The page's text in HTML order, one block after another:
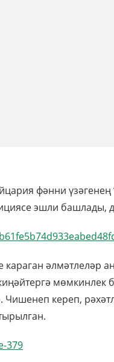
фәнни үзәгенең
эшли башлады,
караган әлмәтлеләр
мөмкинлек
Чишенеп кереп,